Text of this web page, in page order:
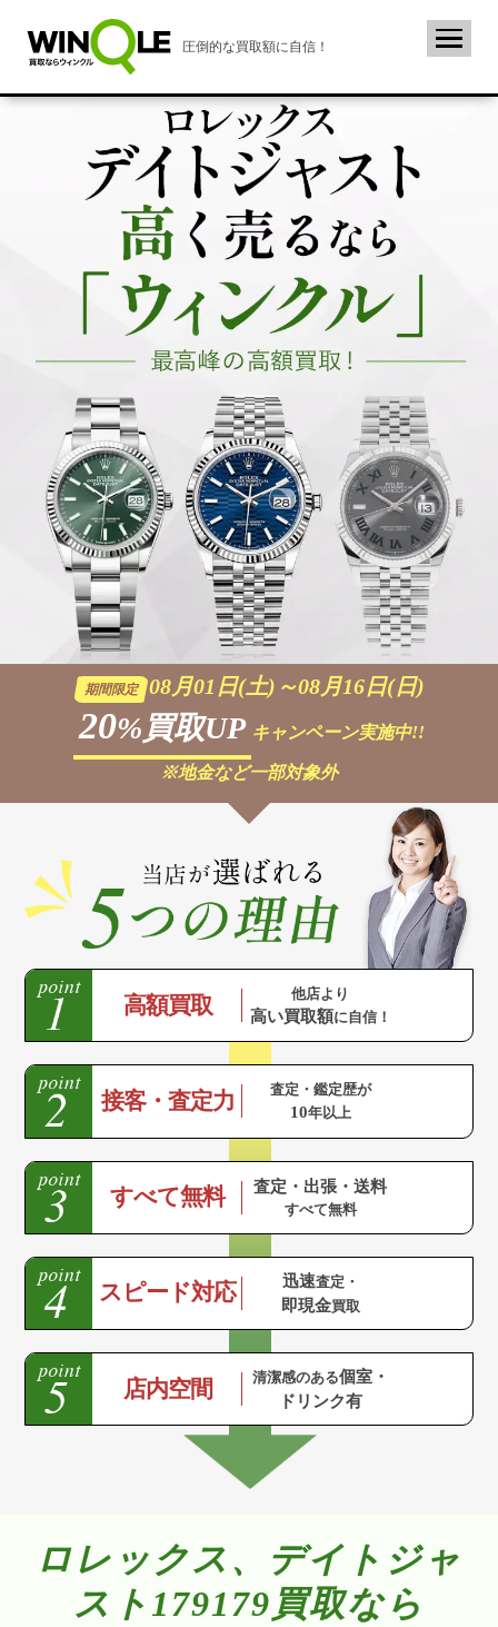
圧倒的な買取額に自信！
期間限定 08月01日(土)～08月16日(日)
20%買取UP キャンペーン実施中!!
※地金など一部対象外
高額買取 他店より
高い買取額に自信！
接客・査定力 査定・鑑定歴が
10年以上
すべて無料 査定・出張・送料
すべて無料
スピード対応 迅速査定・
即現金買取
店内空間 清潔感のある個室・
ドリンク有
ロレックス、デイトジャ
スト179179買取なら